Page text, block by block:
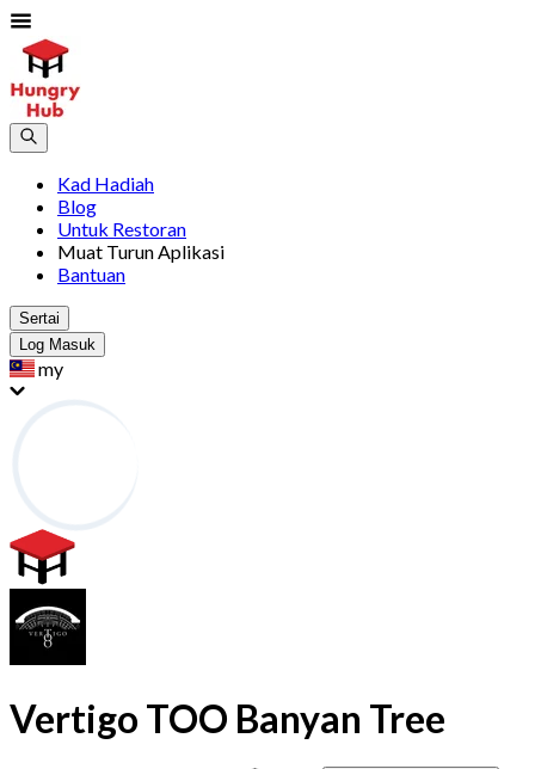
Kad Hadiah
Blog
Untuk Restoran
Muat Turun Aplikasi
Bantuan
Sertai
Log Masuk
my
Vertigo TOO Banyan Tree